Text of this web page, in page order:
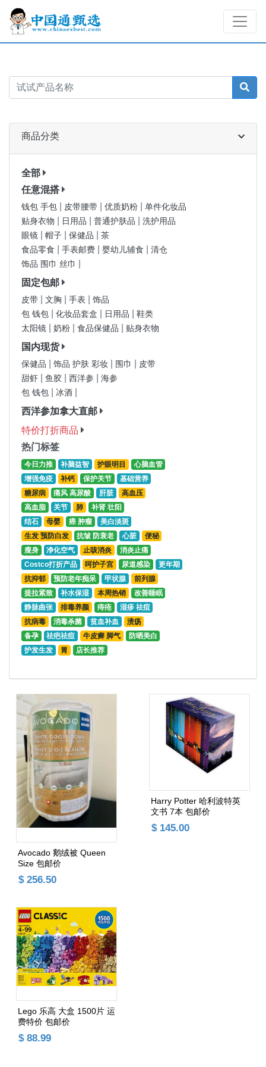
商品分类
全部
任意混搭
钱包 手包 皮带腰带 优质奶粉
单件化妆品
贴身衣物
日用品 普通护肤品
洗护用品
眼镜
帽子 保健品
茶
食品零食
手表邮费 婴幼儿辅食
清仓
饰品 围巾 丝巾
固定包邮
皮带 文胸 手表
饰品
包 钱包
化妆品套盒 日用品
鞋类
太阳镜
奶粉 食品保健品 贴身衣物
国内现货
保健品 饰品 护肤 彩妆 围巾
皮带
甜虾
鱼胶 西洋参
海参
包 钱包
冰酒
西洋参加拿大直邮
特价打折商品
热门标签
今日力推 补脑益智 护眼明目
心脑血管
增强免疫
补钙 保护关节
基础营养
糖尿病
痛风 高尿酸 肝脏
高血压
高血脂
关节 肺
补肾 壮阳
结石
母婴 癌 肿瘤
美白淡斑
生发 预防白发
抗皱 防衰老 心脏
便秘
瘦身
净化空气 止咳消炎
消炎止痛
Costco打折产品
呵护子宫 尿道感染
更年期
抗抑郁
预防老年痴呆 甲状腺
前列腺
提拉紧致
补水保湿 本周热销
改善睡眠
静脉曲张
排毒养颜 痔疮
湿疹 祛痘
抗病毒
消毒杀菌 贫血补血
溃疡
备孕
祛疤祛痘 牛皮癣 脚气
防晒美白
护发生发
胃 店长推荐
Avocado 鹅绒被 Queen
Size 包邮价
$ 256.50
添加购物车
Harry Potter 哈利波特英
文书 7本 包邮价
$ 145.00
Lego 乐高 大盒 1500片 运
费特价 包邮价
$ 88.99